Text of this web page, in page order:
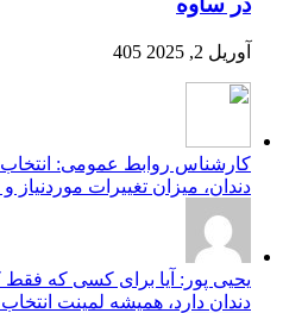
آوریل 2, 2025 405
کارشناس روابط عمومی:
دندان، میزان تغییرات موردنیاز
یحیی پور: آیا برای کسی که فقط
دندان دارد، همیشه لمینت انتخاب